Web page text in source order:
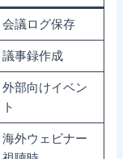
会議ログ保存
議事録作成
外部向けイベン
ト
海外ウェビナー